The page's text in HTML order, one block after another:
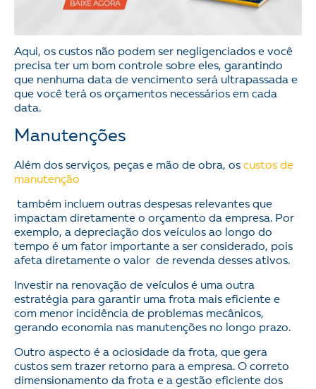
Aqui, os custos não podem ser negligenciados e você
precisa ter um bom controle sobre eles, garantindo
que nenhuma data de vencimento será ultrapassada e
que você terá os orçamentos necessários em cada
data.
Manutenções
Além dos serviços, peças e mão de obra, os custos de
manutenção
também incluem outras despesas relevantes que
impactam diretamente o orçamento da empresa. Por
exemplo, a depreciação dos veículos ao longo do
tempo é um fator importante a ser considerado, pois
afeta diretamente o valor de revenda desses ativos.
Investir na renovação de veículos é uma outra
estratégia para garantir uma frota mais eficiente e
com menor incidência de problemas mecânicos,
gerando economia nas manutenções no longo prazo.
Outro aspecto é a ociosidade da frota, que gera
custos sem trazer retorno para a empresa. O correto
dimensionamento da frota e a gestão eficiente dos